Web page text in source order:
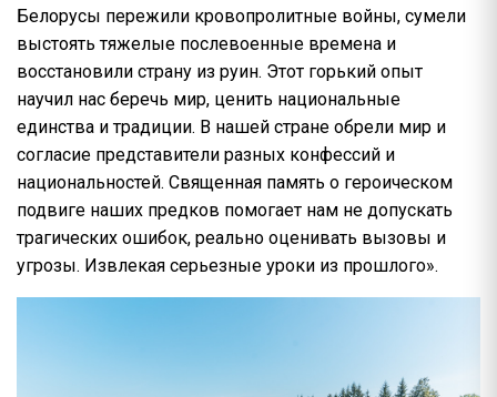
Белорусы пережили кровопролитные войны, сумели
выстоять тяжелые послевоенные времена и
восстановили страну из руин. Этот горький опыт
научил нас беречь мир, ценить национальные
единства и традиции. В нашей стране обрели мир и
согласие представители разных конфессий и
национальностей. Священная память о героическом
подвиге наших предков помогает нам не допускать
трагических ошибок, реально оценивать вызовы и
угрозы. Извлекая серьезные уроки из прошлого».